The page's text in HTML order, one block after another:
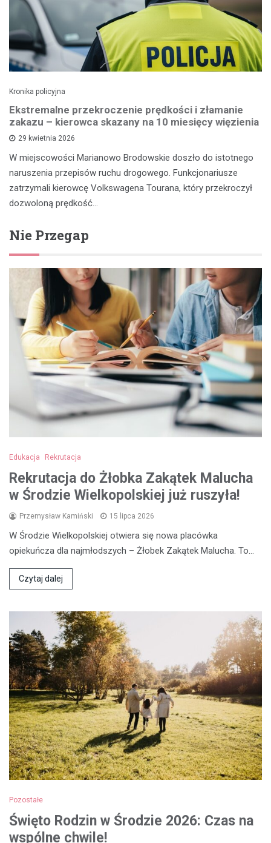
Kronika policyjna
Ekstremalne przekroczenie prędkości i złamanie
zakazu – kierowca skazany na 10 miesięcy więzienia
29 kwietnia 2026
W miejscowości Marianowo Brodowskie doszło do istotnego
naruszenia przepisów ruchu drogowego. Funkcjonariusze
zatrzymali kierowcę Volkswagena Tourana, który przekroczył
dozwoloną prędkość…
Nie Przegap
Edukacja Rekrutacja
Rekrutacja do Żłobka Zakątek Malucha
w Środzie Wielkopolskiej już ruszyła!
Przemysław Kamiński 15 lipca 2026
W Środzie Wielkopolskiej otwiera się nowa placówka
opiekuńcza dla najmłodszych – Żłobek Zakątek Malucha. To…
Czytaj dalej
Pozostałe
Święto Rodzin w Środzie 2026: Czas na
wspólne chwile!